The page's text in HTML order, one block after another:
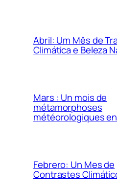
Abril: Um Mês de
Climática e Beleza
Mars : Un mois de
métamorphoses
météorologiques
Febrero: Un Mes de
Contrastes